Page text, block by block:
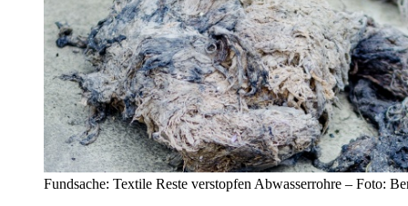
Fundsache: Textile Reste verstopfen Abwasserrohre – Foto: